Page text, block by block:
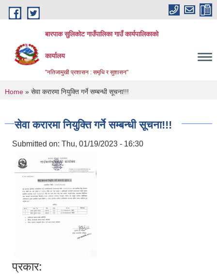
Skip to main content
बारपाक सुलिकोट गाउँपालिका गाउँ कार्यपालिकाको
कार्यालय
"नतिजामुखी प्रशासन : समृधि र सुशासन"
You are here
Home » सेवा करारमा नियुक्ति गर्ने सम्बन्धी सूचना!!!
सेवा करारमा नियुक्ति गर्ने सम्बन्धी सूचना!!!
Submitted on: Thu, 01/19/2023 - 16:30
प्रकार: